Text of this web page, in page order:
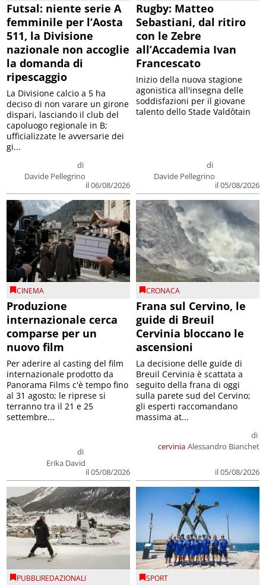
Futsal: niente serie A
femminile per l’Aosta
511, la Divisione
nazionale non accoglie
la domanda di
ripescaggio
di
Davide Pellegrino
il 06/08/2026
La Divisione calcio a 5 ha
deciso di non varare un girone
dispari, lasciando il club del
capoluogo regionale in B;
ufficializzate le avversarie dei
gi...
Rugby: Matteo
Sebastiani, dal ritiro
con le Zebre
all’Accademia Ivan
Francescato
di
Davide Pellegrino
il 05/08/2026
Inizio della nuova stagione
agonistica all'insegna delle
soddisfazioni per il giovane
talento dello Stade Valdôtain
CINEMA
Produzione
internazionale cerca
comparse per un
nuovo film
di
Erika David
il 05/08/2026
Per aderire al casting del film
internazionale prodotto da
Panorama Films c'è tempo fino
al 31 agosto; le riprese si
terranno tra il 21 e 25
settembre...
CRONACA
Frana sul Cervino, le
guide di Breuil
Cervinia bloccano le
ascensioni
cervinia
di
Alessandro Bianchet
il 05/08/2026
La decisione delle guide di
Breuil Cervinia è scattata a
seguito della frana di oggi
sulla parete sud del Cervino;
gli esperti raccomandano
massima at...
PUBBLIREDAZIONALI SPORT